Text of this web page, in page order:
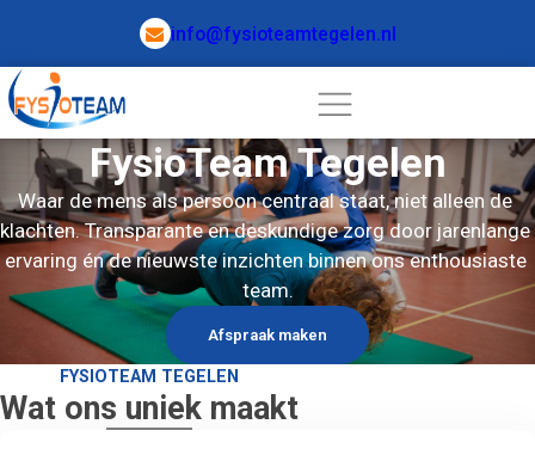
info@fysioteamtegelen.nl
FysioTeam Tegelen
Waar de mens als persoon centraal staat, niet alleen de
klachten. Transparante en deskundige zorg door jarenlange
ervaring én de nieuwste inzichten binnen ons enthousiaste
team.
Afspraak maken
FYSIOTEAM TEGELEN
Wat ons uniek maakt